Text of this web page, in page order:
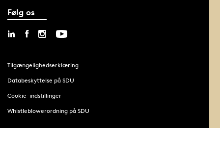
Følg os
Tilgængelighedserklæring
Databeskyttelse på SDU
Cookie-indstillinger
Whistleblowerordning på SDU